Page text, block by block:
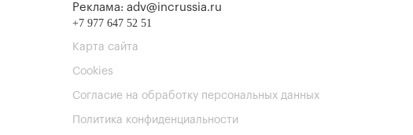
Реклама: adv@incrussia.ru
+7 977 647 52 51
Карта сайта
Cookies
Согласие на обработку персональных данных
Политика конфиденциальности